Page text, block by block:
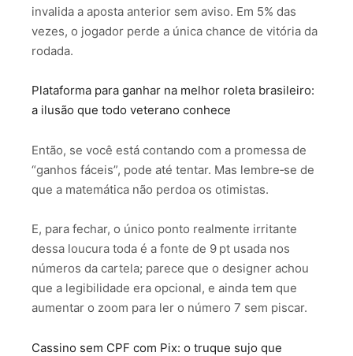
invalida a aposta anterior sem aviso. Em 5% das
vezes, o jogador perde a única chance de vitória da
rodada.
Plataforma para ganhar na melhor roleta brasileiro:
a ilusão que todo veterano conhece
Então, se você está contando com a promessa de
“ganhos fáceis”, pode até tentar. Mas lembre‑se de
que a matemática não perdoa os otimistas.
E, para fechar, o único ponto realmente irritante
dessa loucura toda é a fonte de 9 pt usada nos
números da cartela; parece que o designer achou
que a legibilidade era opcional, e ainda tem que
aumentar o zoom para ler o número 7 sem piscar.
Cassino sem CPF com Pix: o truque sujo que